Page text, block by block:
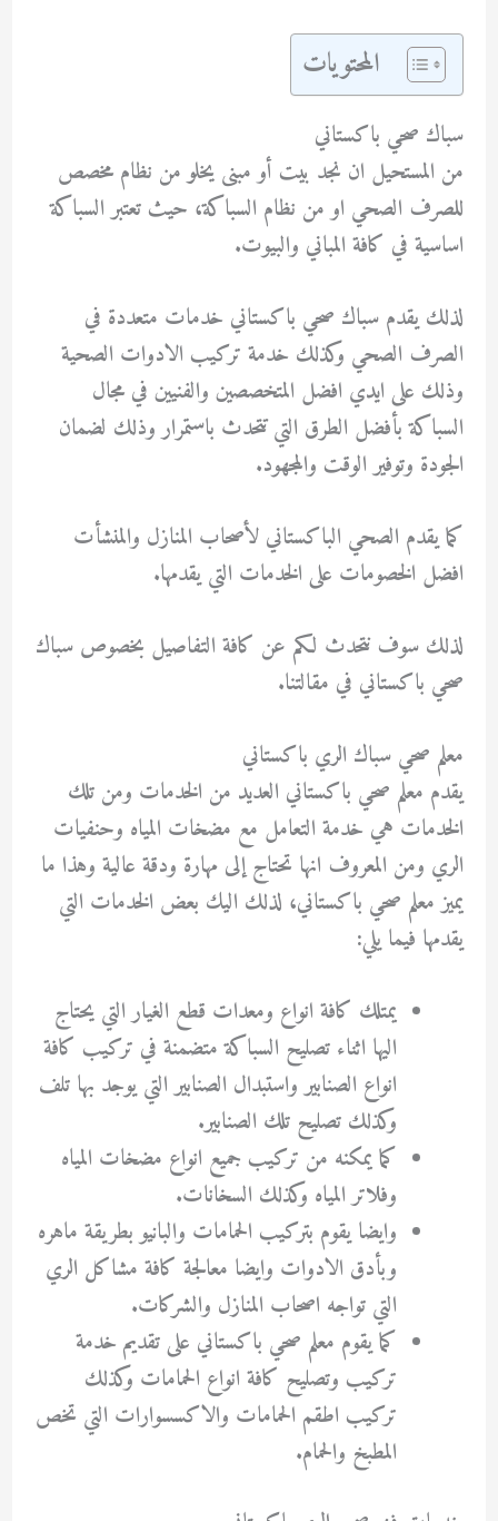
المحتويات
سباك صحي باكستاني
من المستحيل ان نجد بيت أو مبنى يخلو من نظام مخصص
للصرف الصحي او من نظام السباكة، حيث تعتبر السباكة
اساسية في كافة المباني والبيوت.
لذلك يقدم سباك صحي باكستاني خدمات متعددة في
الصرف الصحي وكذلك خدمة تركيب الادوات الصحية
وذلك على ايدي افضل المتخصصين والفنيين في مجال
السباكة بأفضل الطرق التي تتحدث باستمرار وذلك لضمان
الجودة وتوفير الوقت والمجهود.
كما يقدم الصحي الباكستاني لأصحاب المنازل والمنشأت
افضل الخصومات على الخدمات التي يقدمها.
لذلك سوف نتحدث لكم عن كافة التفاصيل بخصوص سباك
صحي باكستاني في مقالتنا.
معلم صحي سباك الري باكستاني
يقدم معلم صحي باكستاني العديد من الخدمات ومن تلك
الخدمات هي خدمة التعامل مع مضخات المياه وحنفيات
الري ومن المعروف انها تحتاج إلى مهارة ودقة عالية وهذا ما
يميز معلم صحي باكستاني، لذلك اليك بعض الخدمات التي
يقدمها فيما يلي:
يمتلك كافة انواع ومعدات قطع الغيار التي يحتاج
اليها اثناء تصليح السباكة متضمنة في تركيب كافة
انواع الصنابير واستبدال الصنابير التي يوجد بها تلف
وكذلك تصليح تلك الصنابير.
كما يمكنه من تركيب جميع انواع مضخات المياه
وفلاتر المياه وكذلك السخانات.
وايضا يقوم بتركيب الحمامات والبانيو بطريقة ماهره
وبأدق الادوات وايضا معالجة كافة مشاكل الري
التي تواجه اصحاب المنازل والشركات.
كما يقوم معلم صحي باكستاني على تقديم خدمة
تركيب وتصليح كافة انواع الحمامات وكذلك
تركيب اطقم الحمامات والاكسسوارات التي تخص
المطبخ والحمام.